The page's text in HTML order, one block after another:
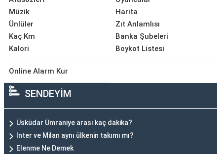
Müzik
Ünlüler
Kaç Km
Kalori
Harita
Zıt Anlamlısı
Banka Şubeleri
Boykot Listesi
Online Alarm Kur
SENDEYİM
Üsküdar Ümraniye arası kaç dakika?
Inter ve Milan aynı ülkenin takımı mı?
Elenme Ne Demek